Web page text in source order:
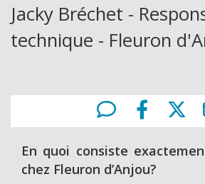
Jacky Bréchet -
technique - Fleuron
En quoi consiste
chez Fleuron d’Anjou?